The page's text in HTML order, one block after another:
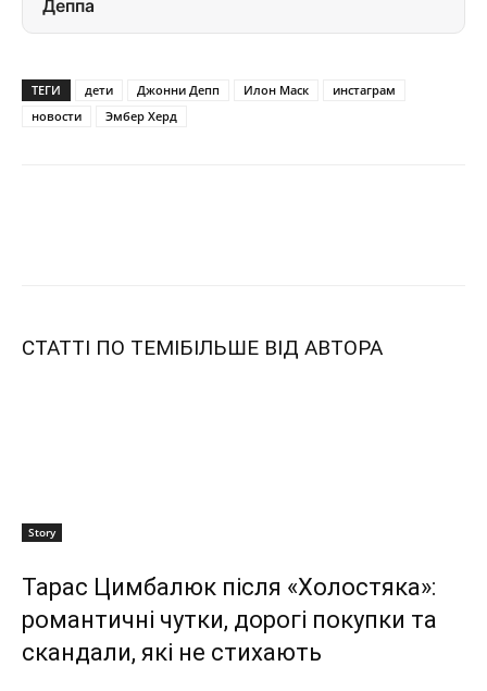
Деппа
ТЕГИ дети Джонни Депп Илон Маск
инстаграм
новости
Эмбер Херд
СТАТТІ ПО ТЕМІБІЛЬШЕ ВІД АВТОРА
Story
Тарас Цимбалюк після «Холостяка»:
романтичні чутки, дорогі покупки та
скандали, які не стихають